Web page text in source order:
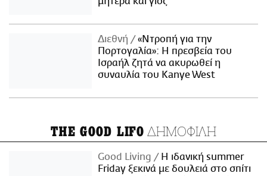
Διεθνή
«Ντροπή για την
Πορτογαλία»: Η πρεσβεία του
Ισραήλ ζητά να ακυρωθεί η
συναυλία του Kanye West
THE GOOD LIFO ΔΗΜΟΦΙΛΗ
Good Living
Η ιδανική summer
Friday ξεκινά με δουλειά στο σπίτι